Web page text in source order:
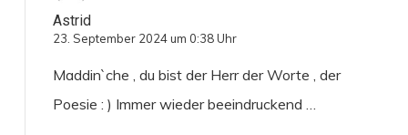
Astrid
23. September 2024 um 0:38 Uhr
Maddin`che , du bist der Herr der Worte , der
Poesie : ) Immer wieder beeindruckend …